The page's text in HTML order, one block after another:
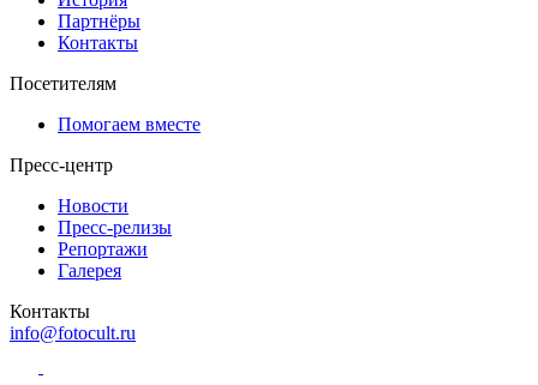
Партнёры
Контакты
Посетителям
Помогаем вместе
Пресс-центр
Новости
Пресс-релизы
Репортажи
Галерея
Контакты
info@fotocult.ru